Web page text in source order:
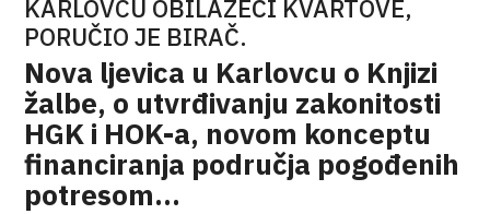
KARLOVCU OBILAZEĆI KVARTOVE,
PORUČIO JE BIRAČ.
Nova ljevica u Karlovcu o Knjizi
žalbe, o utvrđivanju zakonitosti
HGK i HOK-a, novom konceptu
financiranja područja pogođenih
potresom…